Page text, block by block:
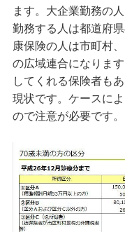
ます。大企業勤務の
勤務する人は都道府
康保険の人は市町村
の広域連合になりま
してくれる保険者も
現状です。ケースに
ので注意が必要です。